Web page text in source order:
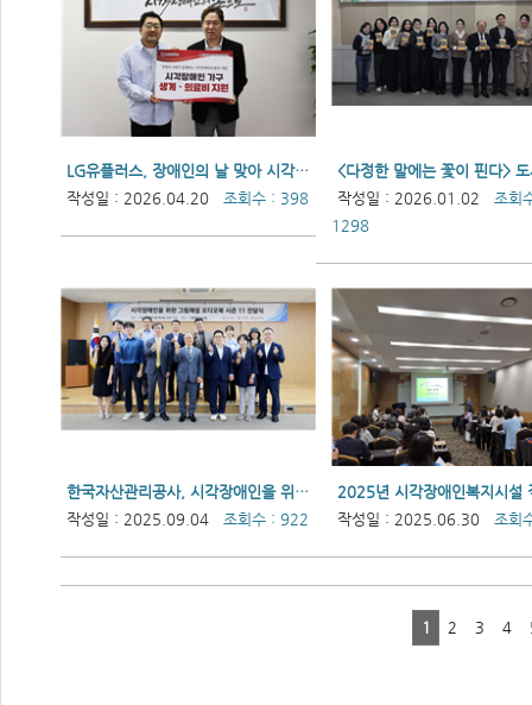
LG유플러스, 장애인의 날 맞아 시각장애인 가구 긴급 의료비 지원
작성일 : 2026.04.20
조회수 : 398 작성일 : 2026.01.02
조회
1298
한국자산관리공사, 시각장애인을 위한 그림해설 오디오북 시즌 11 전달식
작성일 : 2025.09.04
조회수 : 922 작성일 : 2025.06.30 조회
1 2 3 4